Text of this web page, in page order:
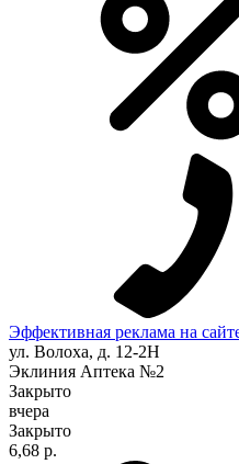
Эффективная реклама на
ул. Волоха, д. 12-2Н
Эклиния Аптека №2
Закрыто
вчера
Закрыто
6,68 р.